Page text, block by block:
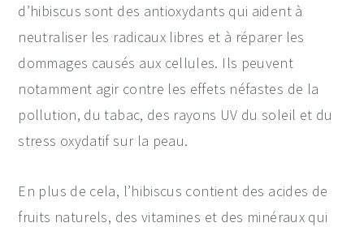
d’hibiscus sont des antioxydants qui aident à
neutraliser les radicaux libres et à réparer les
dommages causés aux cellules. Ils peuvent
notamment agir contre les effets néfastes de la
pollution, du tabac, des rayons UV du soleil et du
stress oxydatif sur la peau.
En plus de cela, l’hibiscus contient des acides de
fruits naturels, des vitamines et des minéraux qui